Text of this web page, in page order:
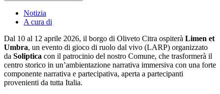
Notizia
A cura di
Dal 10 al 12 aprile 2026, il borgo di Oliveto Citra ospiterà Limen et
Umbra, un evento di gioco di ruolo dal vivo (LARP) organizzato
da Soliptica con il patrocinio del nostro Comune, che trasformerà il
centro storico in un’ambientazione narrativa immersiva con una forte
componente narrativa e partecipativa, aperta a partecipanti
provenienti da tutta Italia.